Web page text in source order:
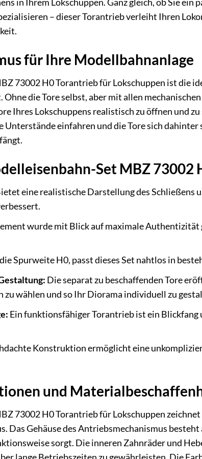
in Ihrem Lokschuppen. Ganz gleich, ob Sie
– dieser Torantrieb verleiht Ihren
für Ihre Modellbahnanlage
73002 H0 Torantrieb für Lokschuppen ist die
die Tore selbst, aber mit allen
Ihres Lokschuppens realistisch zu öffnen und
einfahren und die Tore sich dahinter
Set MBZ 73002
eine realistische Darstellung des Schließens
wurde mit Blick auf maximale
Spurweite H0, passt dieses Set nahtlos in
Die separat zu beschaffenden Tore
zu wählen und so Ihr Diorama individuell zu
Ein funktionsfähiger Torantrieb ist ein
Konstruktion ermöglicht eine
und
73002 H0 Torantrieb für Lokschuppen
Das Gehäuse des Antriebsmechanismus
sorgt. Die inneren Zahnräder und